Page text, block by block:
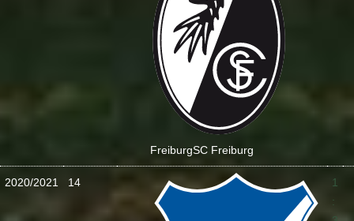
FreiburgSC Freiburg
2020/2021 14
1
: